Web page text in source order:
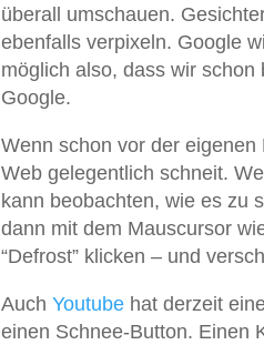
überall umschauen.
ebenfalls verpixeln. Google
möglich also, dass wir
Google.
Wenn schon vor der
Web gelegentlich schneit.
kann beobachten, wie es zu
dann mit dem Mauscursor
“Defrost” klicken – und
Auch Youtube hat derzeit
einen Schnee-Button. Einen